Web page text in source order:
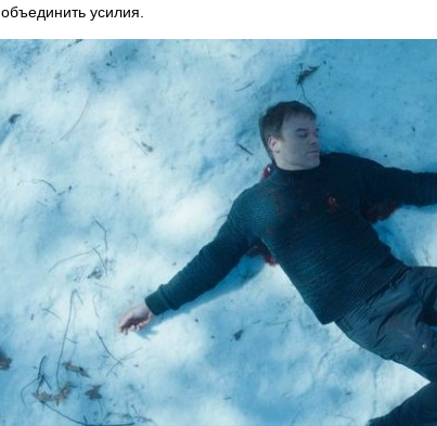
объединить усилия.